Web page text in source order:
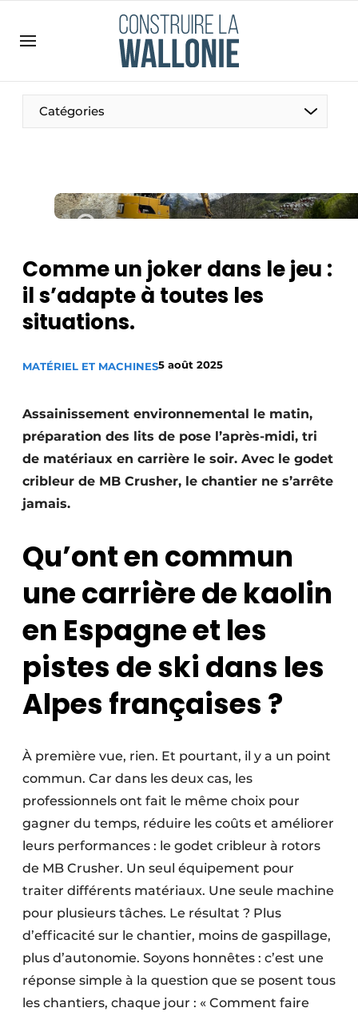
Emploi
Enregistrer une offre d’emploi
Meest gelezen
Podcasts
Privacy / Cookie statement
S’inscrire à l’événement
Catégories
Construction bois
Éclairage
Fondations
Façades
Géotextiles
Infrastructures souterraines et égouttage
Rénovation
Sécurité incendie
Software
Techniques ferroviaires
Travaux ferroviaires
Comme un joker dans le jeu :
il s’adapte à toutes les
situations.
MATÉRIEL ET MACHINES5 août 2025
Assainissement environnemental le matin,
préparation des lits de pose l’après-midi, tri
de matériaux en carrière le soir. Avec le godet
cribleur de MB Crusher, le chantier ne s’arrête
jamais.
Qu’ont en commun
une carrière de kaolin
en Espagne et les
pistes de ski dans les
Alpes françaises ?
À première vue, rien. Et pourtant, il y a un point
commun. Car dans les deux cas, les
professionnels ont fait le même choix pour
gagner du temps, réduire les coûts et améliorer
leurs performances : le godet cribleur à rotors
de MB Crusher. Un seul équipement pour
traiter différents matériaux. Une seule machine
pour plusieurs tâches. Le résultat ? Plus
d’efficacité sur le chantier, moins de gaspillage,
plus d’autonomie. Soyons honnêtes : c’est une
réponse simple à la question que se posent tous
les chantiers, chaque jour : « Comment faire